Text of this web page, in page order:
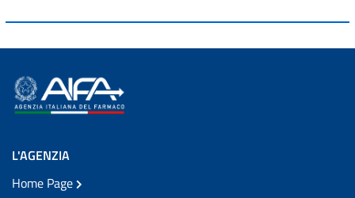
L'AGENZIA
Home Page